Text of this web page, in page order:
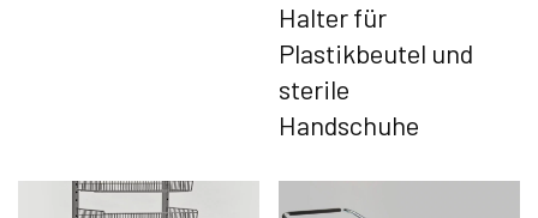
Halter für
Plastikbeutel und
sterile
Handschuhe